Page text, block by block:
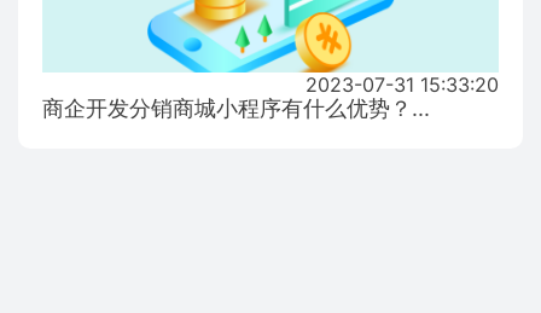
2023-07-31 15:33:20
商企开发分销商城小程序有什么优势？...